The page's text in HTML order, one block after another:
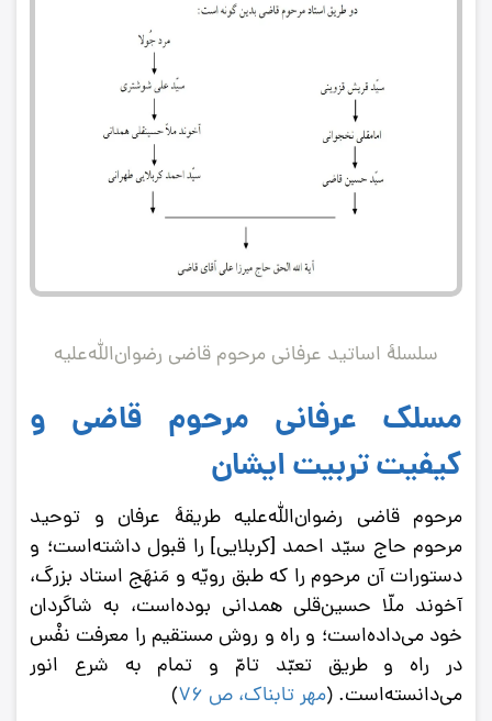
سلسلۀ اساتید عرفانی مرحوم قاضی رضوان‌الله‌علیه
مسلک عرفانی مرحوم قاضی و
كیفیت تربیت ایشان
مرحوم قاضی رضوان‌الله‌علیه طریقۀ عرفان و توحید
مرحوم حاج سیّد احمد [کربلایی] را قبول داشته‌است؛ و
دستورات آن مرحوم را که طبق رویّه و مَنهَج استاد بزرگ،
آخوند ملّا حسین‌قلی همدانی بوده‌است، به شاگردان
خود می‌داده‌است؛ و راه و روش مستقیم را معرفت نفْس
در راه و طریق تعبّد تامّ و تمام به شرع انور
می‌دانسته‌است. (مهر تابناک، ص 76
)